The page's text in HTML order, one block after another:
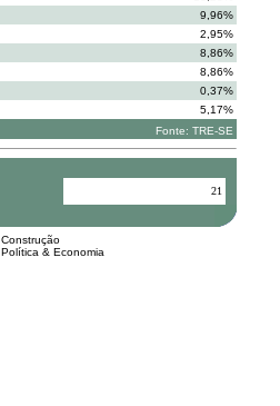
9,96%
2,95%
8,86%
8,86%
0,37%
5,17%
Fonte: TRE-SE
21
Construção
Política & Economia